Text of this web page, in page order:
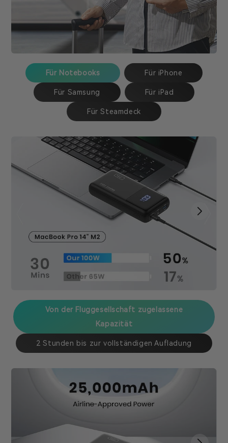
Für Notebooks Für iPhone
Für Samsung Für iPad
Für Steamdeck
Von der Fluggesellschaft zugelassene
Kapazität
2 Stunden bis zur vollständigen Aufladung